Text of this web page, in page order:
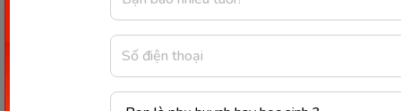
bơm iui sau 10 ngày thử que 1 vạch cũng không
nên nản lòng. Rất có thể kết quả đó là sai vì nồng
độ hCG chưa đủ tích tụ để phát hiện được trong
nước tiểu. Vì vậy, mẹ không nên quá nóng lòng mà
gây ra căng thẳng, ảnh hưởng đến khả năng thụ